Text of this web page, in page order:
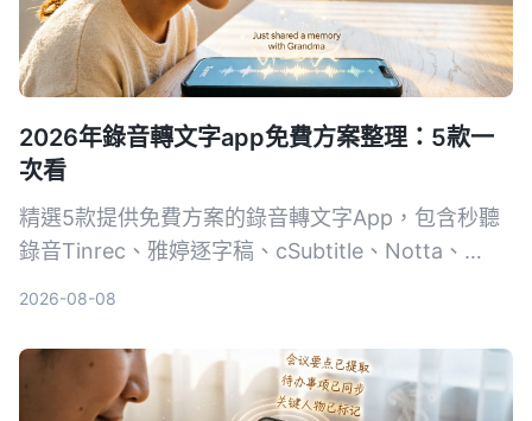
2026年錄音轉文字app免費方案整理：5款一
次看
精選5款提供免費方案的錄音轉文字App，包含秒聽
錄音Tinrec、雅婷逐字稿、cSubtitle、Notta、
2026-08-08